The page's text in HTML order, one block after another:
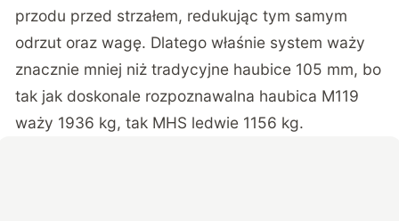
przodu przed strzałem, redukując tym samym
odrzut oraz wagę. Dlatego właśnie system waży
znacznie mniej niż tradycyjne haubice 105 mm, bo
tak jak doskonale rozpoznawalna haubica M119
waży 1936 kg, tak MHS ledwie 1156 kg.